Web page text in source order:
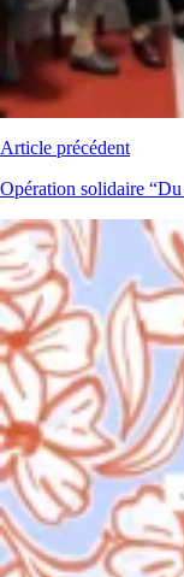
Article précédent
Opération solidaire